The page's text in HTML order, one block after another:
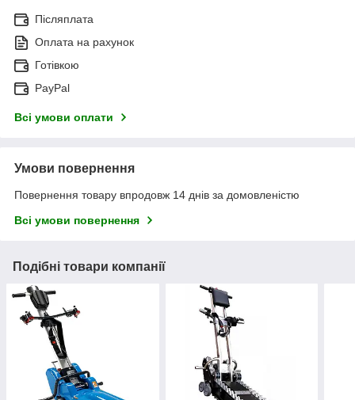
Післяплата
Оплата на рахунок
Готівкою
PayPal
Всі умови оплати
Умови повернення
Повернення товару впродовж 14 днів за домовленістю
Всі умови повернення
Подібні товари компанії